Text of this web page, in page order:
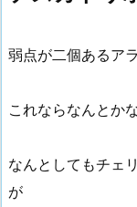
弱点が二個あるア
これならなんとか
なんとしてもチェ
が